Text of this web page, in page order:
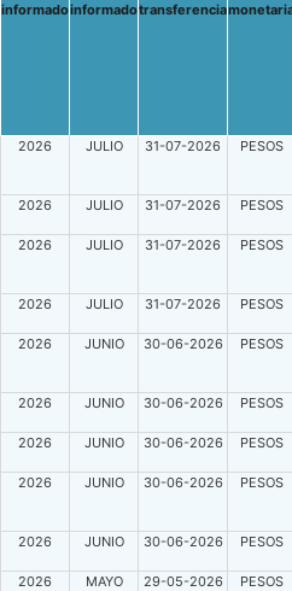
informadoinformadotransferencia
2026 JULIO 31-07-2026 PESOS
2026 JULIO 31-07-2026 PESOS
2026 JULIO 31-07-2026 PESOS
2026 JULIO 31-07-2026 PESOS
2026 JUNIO 30-06-2026 PESOS
2026 JUNIO 30-06-2026 PESOS
2026 JUNIO 30-06-2026 PESOS
2026 JUNIO 30-06-2026 PESOS
2026 JUNIO 30-06-2026 PESOS
2026 MAYO 29-05-2026 PESOS